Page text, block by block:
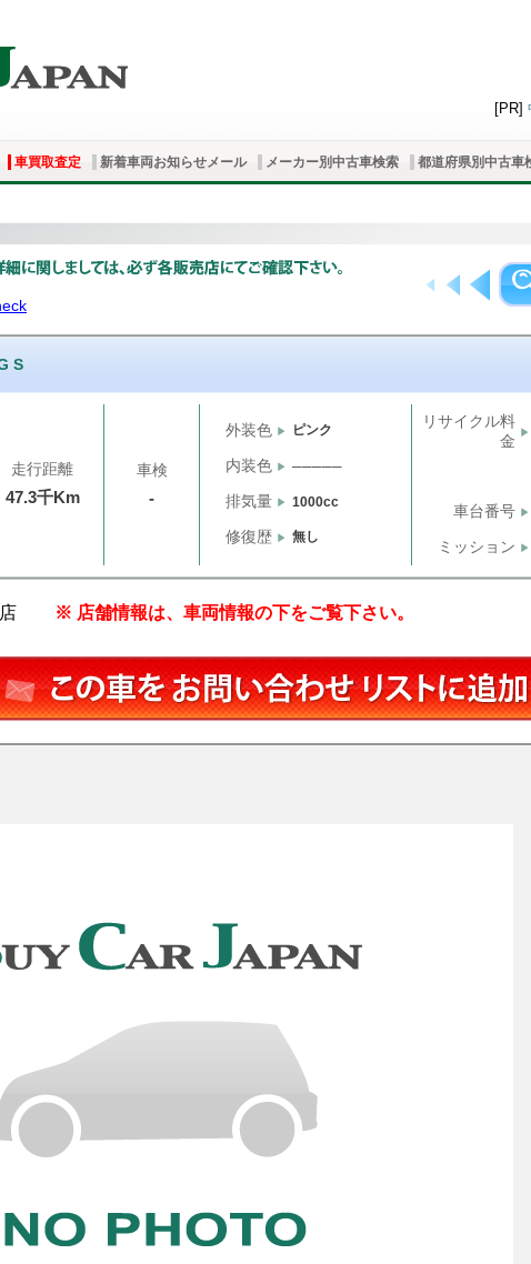
[PR]
車買取査定 新着車両お知らせメール メーカー別中古車検索 都道府県別中古車
S
走行距離
47.3千Km
車検
-
外装色 ピンク
内装色 ─────
排気量 1000cc
修復歴 無し
リサイクル料
金
車台番号
ミッション
※ 店舗情報は、車両情報の下をご覧下さい。